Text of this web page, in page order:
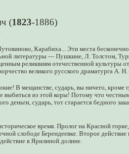
(1823-1886)
Карабиха... Эти места
литературы — Пушкине, Л. Толстом,
реликвиям отечественной культуры
великого русского драматурга А. Н.
В мещанстве, сударь, вы ничего, кроме
выбиться из этой коры! Потому что
деньги, сударь, тот старается бедного
время. Пролог на Красной горке,
слободе Берендеевке. Второе действие
в Ярилиной долине.